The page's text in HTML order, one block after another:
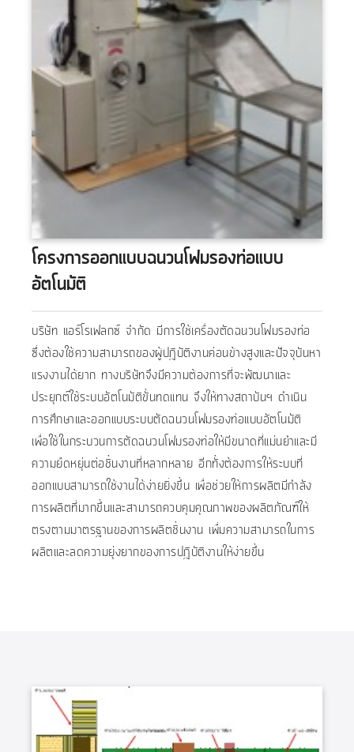
โครงการออกแบบฉนวนโฟมรองท่อแบบ
อัตโนมัติ
บริษัท แอร์โรเฟลกซ์ จำกัด มีการใช้เครื่องตัดฉนวนโฟมรองท่อ
ซึ่งต้องใช้ความสามารถของผู้ปฎิบัติงานค่อนข้างสูงและปัจจุบันหา
แรงงานได้ยาก ทางบริษัทจึงมีความต้องการที่จะพัฒนาและ
ประยุกต์ใช้ระบบอัตโนมัติขั้นทดแทน จึงให้ทางสถาบันฯ ดำเนิน
การศึกษาและออกแบบระบบตัดฉนวนโฟมรองท่อแบบอัตโนมัติ
เพื่อใช้ในกระบวนการตัดฉนวนโฟมรองท่อให้มีขนาดที่แม่นยำและมี
ความยืดหยุ่นต่อชิ้นงานที่หลากหลาย อีกทั้งต้องการให้ระบบที่
ออกแบบสามารถใช้งานได้ง่ายยิ่งขึ้น เพื่อช่วยให้การผลิตมีกำลัง
การผลิตที่มากขึ้นและสามารถควบคุมคุณภาพของผลิตภัณฑ์ให้
ตรงตามมาตรฐานของการผลิตชิ้นงาน เพื่มความสามารถในการ
ผลิตและลดความยุ่งยากของการปฎิบัติงานให้ง่ายขึ้น